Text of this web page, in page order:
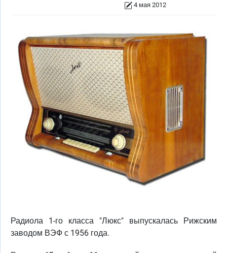
4 мая 2012
Радиола 1-го класса "Люкс" выпускалась Рижским
заводом ВЭФ с 1956 года.